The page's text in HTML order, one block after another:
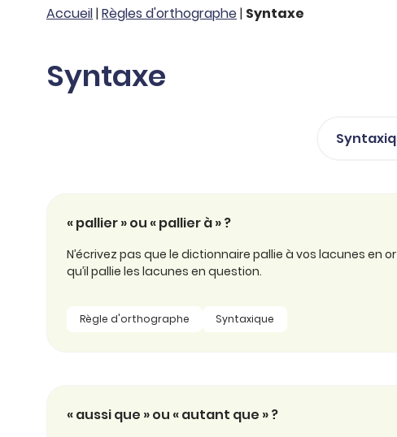
Particuliers
Secteur public
salariés
Toutes nos
ressources
Améliorer son
français
professionnel
salariés
Explorer la langue
française
Découvrir nos
Conjugaison
Règle
Accueil|Règles d'orthographe| Syntaxe
Syntaxe
« pallier » ou « pallier à » ?
N’écrivez pas que le dictionnaire pallie à vos lacunes en
qu’il pallie les lacunes en question.
Règle d'orthographe Syntaxique
« aussi que » ou « autant que » ?